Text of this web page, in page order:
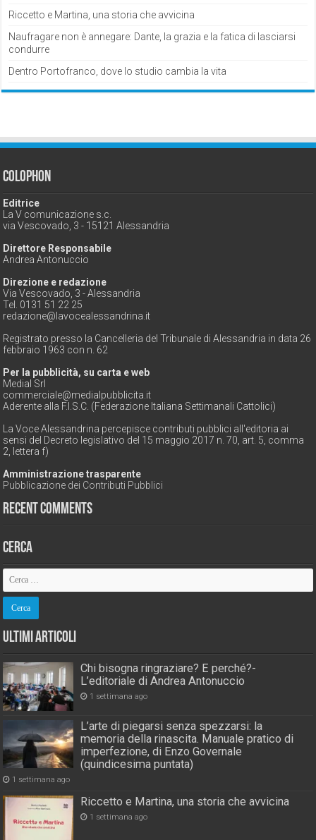
Riccetto e Martina, una storia che avvicina
Naufragare non è annegare: Dante, la grazia e la fatica di lasciarsi
condurre
Dentro Portofranco, dove lo studio cambia la vita
Colophon
Editrice
La V comunicazione s.c.
via Vescovado, 3 - 15121 Alessandria
Direttore Responsabile
Andrea Antonuccio
Direzione e redazione
Via Vescovado, 3 - Alessandria
Tel. 0131 51 22 25
redazione@lavocealessandrina.it
Registrato presso la Cancelleria del Tribunale di Alessandria in data 26
febbraio 1963 con n. 62
Per la pubblicità, su carta e web
Medial Srl
commerciale@medialpubblicita.it
Aderente alla F.I.S.C. (Federazione Italiana Settimanali Cattolici)
La Voce Alessandrina percepisce contributi pubblici all'editoria ai
sensi del Decreto legislativo del 15 maggio 2017 n. 70, art. 5, comma
2, lettera f)
Amministrazione trasparente
Pubblicazione dei Contributi Pubblici
Recent Comments
Cerca
Ultimi Articoli
Chi bisogna ringraziare? E perché?-
L’editoriale di Andrea Antonuccio
1 settimana ago
L’arte di piegarsi senza spezzarsi: la
memoria della rinascita. Manuale pratico di
imperfezione, di Enzo Governale
(quindicesima puntata)
1 settimana ago
Riccetto e Martina, una storia che avvicina
1 settimana ago